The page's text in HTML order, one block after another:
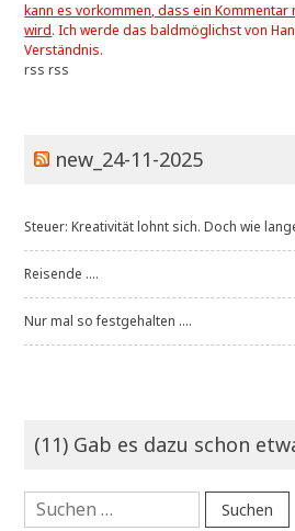
kann es vorkommen, dass ein
wird. Ich werde das baldmöglichst von
Verständnis.
rss rss
new_24-11-2025
Steuer: Kreativität lohnt sich. Doch wie
Reisende ....
Nur mal so festgehalten ....
(11) Gab es dazu schon
Suchen
nach: